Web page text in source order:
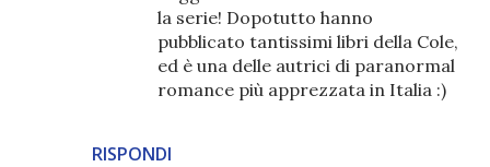
RISPONDI
la serie! Dopotutto hanno
pubblicato tantissimi libri della Cole,
ed è una delle autrici di paranormal
romance più apprezzata in Italia :)